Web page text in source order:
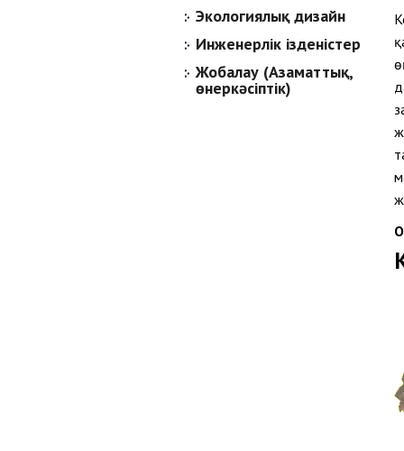
Экологиялық дизайн
Инженерлік ізденістер
Жобалау (Азаматтық,
өнеркәсіптік)